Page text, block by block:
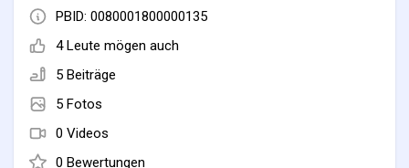
Zukunftsangst, sondern um Klarheit, Orientierung und
erkennen, Entscheidungen bewusster zu treffen und
wieder mehr Vertrauen in dich selbst zu finden.
Kartenarbeit ist Hilfe zur Selbsthilfe, immer respektvoll und
auf Augenhöhe. 🌙💫
Wenn du spürst, dass du Antworten suchst:
PBID: 0080001800000135
4 Leute mögen auch
5 Beiträge
5 Fotos
0 Videos
0 Bewertungen